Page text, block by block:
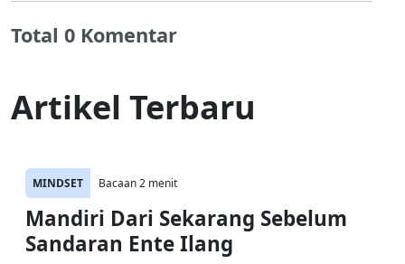
Total 0 Komentar
Artikel Terbaru
MINDSET Bacaan 2 menit
Mandiri Dari Sekarang Sebelum
Sandaran Ente Ilang